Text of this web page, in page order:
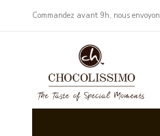
​Commandez avant 9h, nous